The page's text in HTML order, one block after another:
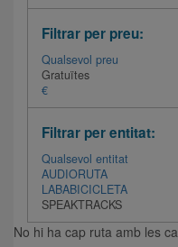
Filtrar per preu:
Qualsevol preu
Gratuïtes
€
Filtrar per entitat:
Qualsevol entitat
AUDIORUTA
LABABICICLETA
SPEAKTRACKS
No hi ha cap ruta amb les